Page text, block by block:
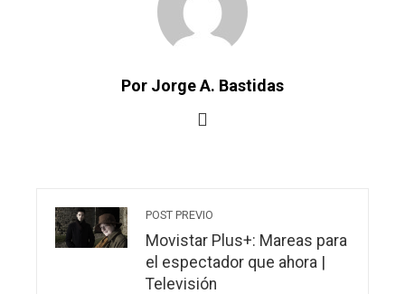
Por Jorge A. Bastidas
POST PREVIO
Movistar Plus+: Mareas para
el espectador que ahora |
Televisión